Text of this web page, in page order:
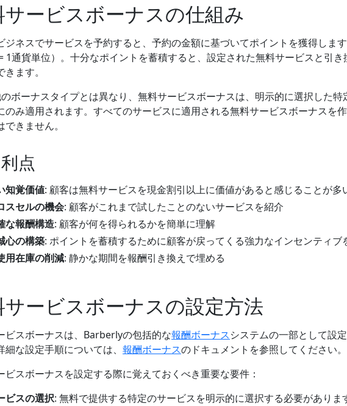
サービスボーナスの仕組み
ジネスでサービスを予約すると、予約の金額に基づいてポイントを獲得しま
1通貨単位）。十分なポイントを蓄積すると、設定された無料サービスと引き
ます。
ボーナスタイプとは異なり、無料サービスボーナスは、明示的に選択した特
のみ適用されます。すべてのサービスに適用される無料サービスボーナスを
できません。
点
知覚価値: 顧客は無料サービスを現金割引以上に価値があると感じることが多
スセルの機会: 顧客がこれまで試したことのないサービスを紹介
な報酬構造: 顧客が何を得られるかを簡単に理解
心の構築: ポイントを蓄積するために顧客が戻ってくる強力なインセンティブ
用在庫の削減: 静かな期間を報酬引き換えで埋める
サービスボーナスの設定方法
ビスボーナスは、Barberlyの包括的な報酬ボーナスシステムの一部として設
細な設定手順については、 報酬ボーナスのドキュメントを参照してください。
ビスボーナスを設定する際に覚えておくべき重要な要件：
ビスの選択: 無料で提供する特定のサービスを明示的に選択する必要がありま